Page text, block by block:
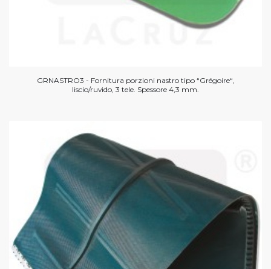
GRNASTRO3 - Fornitura porzioni nastro tipo “Grégoire“,
liscio/ruvido, 3 tele. Spessore 4,3 mm.